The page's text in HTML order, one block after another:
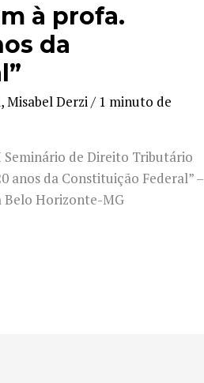
à profa.
da
,Misabel Derzi/ 1 minuto de
de Direito Tributário
anos da Constituição Federal” –
Belo Horizonte-MG